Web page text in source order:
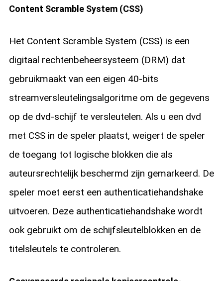
Content Scramble System (CSS)
Het Content Scramble System (CSS) is een
digitaal rechtenbeheersysteem (DRM) dat
gebruikmaakt van een eigen 40-bits
streamversleutelingsalgoritme om de gegevens
op de dvd-schijf te versleutelen. Als u een dvd
met CSS in de speler plaatst, weigert de speler
de toegang tot logische blokken die als
auteursrechtelijk beschermd zijn gemarkeerd. De
speler moet eerst een authenticatiehandshake
uitvoeren. Deze authenticatiehandshake wordt
ook gebruikt om de schijfsleutelblokken en de
titelsleutels te controleren.